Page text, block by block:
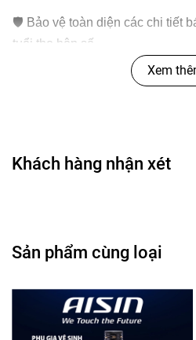
🛡️ Bảo vệ toàn diện các chi tiết
tuổi thọ hộp số.
Tiết kiệm nhiên liệu, giảm hao
Hướng dẫn sử dụng
Xác định loại hộp số xe
khảo hướng dẫn sử dụng
viên.
Xem
Khách hàng nhận xét
Sản phẩm cùng loại